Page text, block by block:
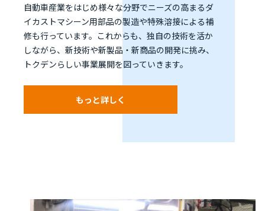
自動車産業をはじめ様々な分野でニーズの高まるダ
イカストマシーン用部品の製造や特殊溶接による補
修も行っています。これからも、独自の技術を活か
しながら、新技術や新製品・新商品の開発に挑み、
トクデンらしい事業展開を図っていきます。
もっと詳しく